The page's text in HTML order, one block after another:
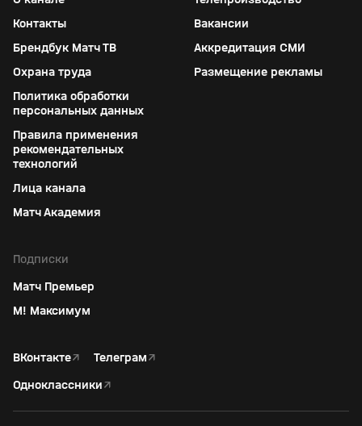
Контакты
Брендбук Матч ТВ
Охрана труда
Политика обработки
персональных данных
Правила применения
рекомендательных
технологий
Лица канала
Матч Академия
Вакансии
Аккредитация СМИ
Размещение рекламы
Подписки
Матч Премьер
М! Максимум
ВКонтакте↗ Телеграм↗
Одноклассники↗